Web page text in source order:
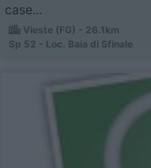
case...
Vieste (FG) - 26.1km
Sp 52 - Loc. Baia di Sfinale